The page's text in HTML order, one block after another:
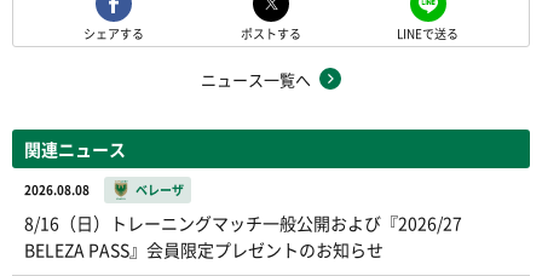
シェアする ポストする LINEで送る
ニュース一覧へ
関連ニュース
2026.08.08 ベレーザ
8/16（日）トレーニングマッチ一般公開および『2026/27
BELEZA PASS』会員限定プレゼントのお知らせ